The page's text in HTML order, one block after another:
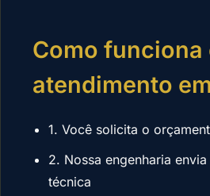
Como funciona
atendimento
1. Você solicita o
2. Nossa engenharia
técnica